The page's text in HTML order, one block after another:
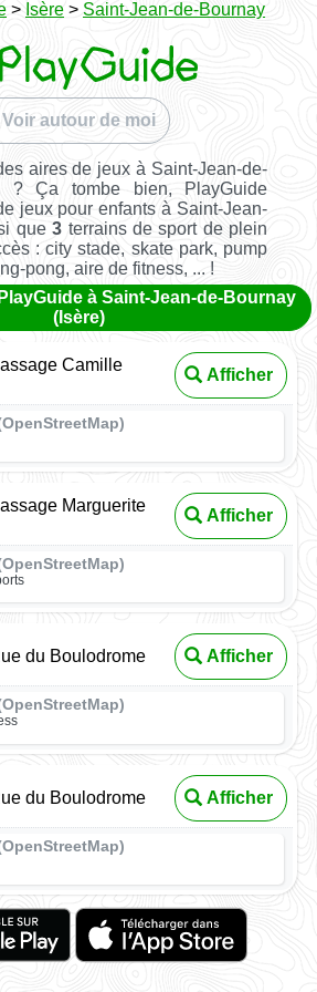
> Isère > Saint-Jean-de-Bournay
Voir autour de moi
aires de jeux à Saint-Jean-de-
? Ça tombe bien, PlayGuide
jeux pour enfants à Saint-Jean-
que3 terrains de sport de plein
: city stade, skate park, pump
pong, aire de fitness, ... !
à Saint-Jean-de-Bournay
(Isère)
Camille
Afficher
Marguerite
Afficher
du Boulodrome Afficher
du Boulodrome Afficher